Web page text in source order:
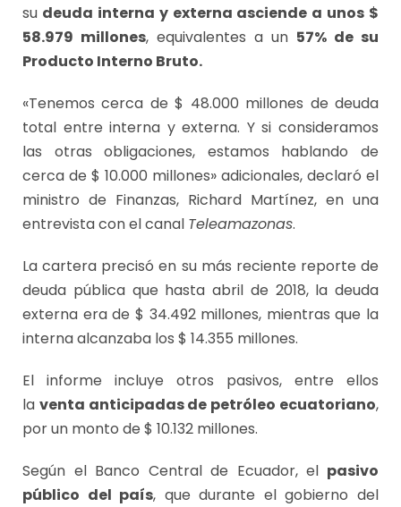
su deuda interna y externa asciende a unos $
58.979 millones, equivalentes a un 57% de su
Producto Interno Bruto.
«Tenemos cerca de $ 48.000 millones de deuda
total entre interna y externa. Y si consideramos
las otras obligaciones, estamos hablando de
cerca de $ 10.000 millones» adicionales, declaró el
ministro de Finanzas, Richard Martínez, en una
entrevista con el canal Teleamazonas.
La cartera precisó en su más reciente reporte de
deuda pública que hasta abril de 2018, la deuda
externa era de $ 34.492 millones, mientras que la
interna alcanzaba los $ 14.355 millones.
El informe incluye otros pasivos, entre ellos
la venta anticipadas de petróleo ecuatoriano,
por un monto de $ 10.132 millones.
Según el Banco Central de Ecuador, el pasivo
público del país, que durante el gobierno del